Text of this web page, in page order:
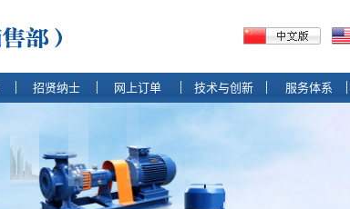
招贤纳士 网上订单 技术与创新 服务体系